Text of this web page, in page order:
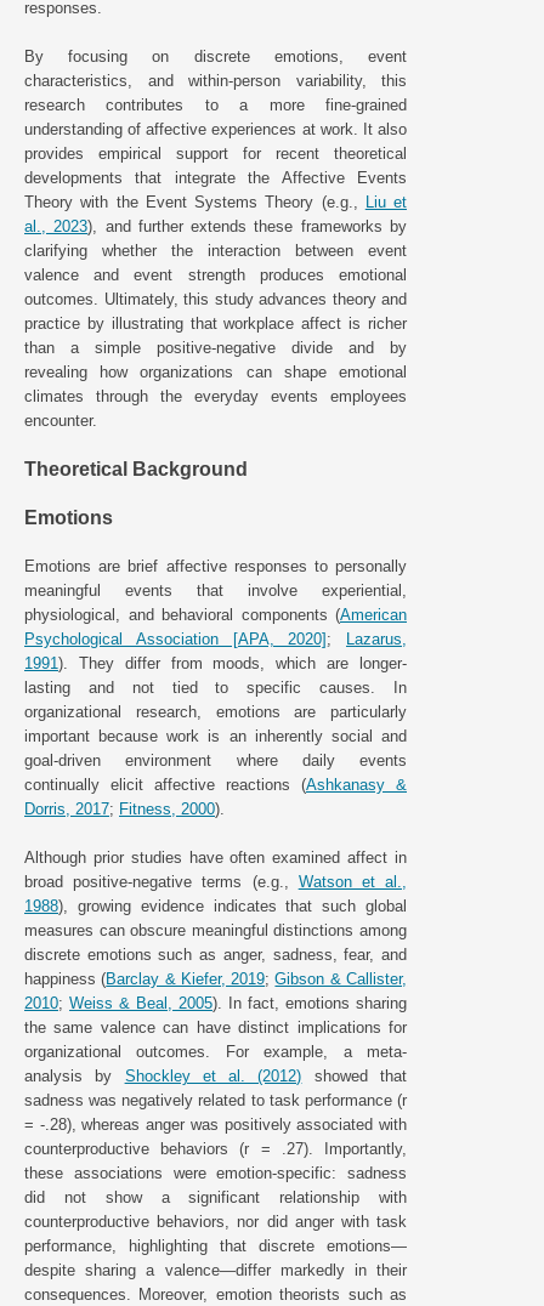
responses.
By focusing on discrete emotions, event
characteristics, and within-person variability, this
research contributes to a more fine-grained
understanding of affective experiences at work. It also
provides empirical support for recent theoretical
developments that integrate the Affective Events
Theory with the Event Systems Theory (e.g., Liu et
al., 2023), and further extends these frameworks by
clarifying whether the interaction between event
valence and event strength produces emotional
outcomes. Ultimately, this study advances theory and
practice by illustrating that workplace affect is richer
than a simple positive-negative divide and by
revealing how organizations can shape emotional
climates through the everyday events employees
encounter.
Theoretical Background
Emotions
Emotions are brief affective responses to personally
meaningful events that involve experiential,
physiological, and behavioral components (American
Psychological Association [APA, 2020]; Lazarus,
1991). They differ from moods, which are longer-
lasting and not tied to specific causes. In
organizational research, emotions are particularly
important because work is an inherently social and
goal-driven environment where daily events
continually elicit affective reactions (Ashkanasy &
Dorris, 2017; Fitness, 2000).
Although prior studies have often examined affect in
broad positive-negative terms (e.g., Watson et al.,
1988), growing evidence indicates that such global
measures can obscure meaningful distinctions among
discrete emotions such as anger, sadness, fear, and
happiness (Barclay & Kiefer, 2019;Gibson & Callister,
2010; Weiss & Beal, 2005). In fact, emotions sharing
the same valence can have distinct implications for
organizational outcomes. For example, a meta-
analysis by Shockley et al. (2012) showed that
sadness was negatively related to task performance (r
= -.28), whereas anger was positively associated with
counterproductive behaviors (r = .27). Importantly,
these associations were emotion-specific: sadness
did not show a significant relationship with
counterproductive behaviors, nor did anger with task
performance, highlighting that discrete emotions—
despite sharing a valence—differ markedly in their
consequences. Moreover, emotion theorists such as